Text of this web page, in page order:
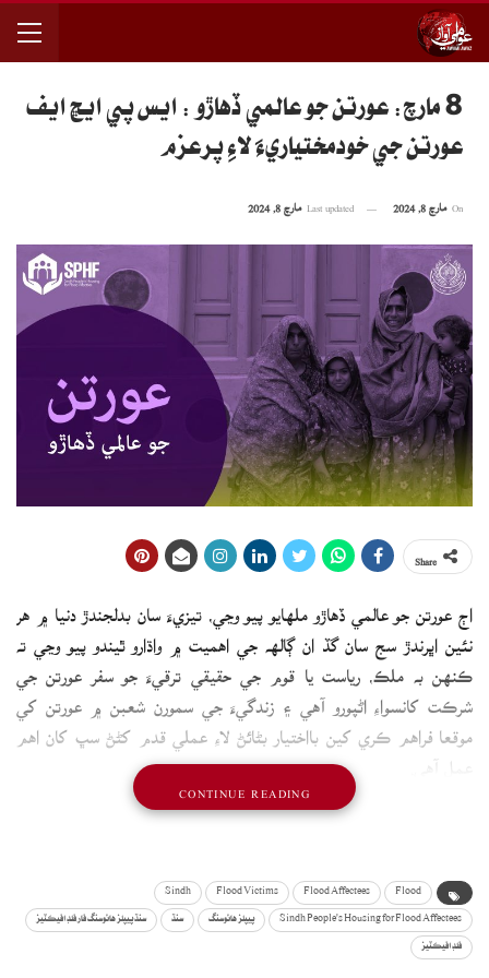
8 مارچ: عورتن جو عالمي ڏهاڙو : ايس پي ايڇ ايف
عورتن جي خودمختياريءَ لاءِ پرعزم
مارچ 8, 2024 مارچ 8, 2024
اڄ عورتن جو عالمي ڏهاڙو ملهايو پيو وڃي، تيزيءَ سان بدلجندڙ دنيا ۾ هر
نئين اڀرندڙ سج سان گڏ ان ڳالهه جي اهميت ۾ واڌارو ٿيندو پيو وڃي ته
ڪنهن به ملڪ، رياست يا قوم جي حقيقي ترقيءَ جو سفر عورتن جي
شرڪت کانسواءِ اڻپورو آهي ۽ زندگيءَ جي سمورن شعبن ۾ عورتن کي
موقعا فراهم ڪري کين بااختيار بڻائڻ لاءِ عملي قدم کڻڻ سڀ کان اهم
عمل آهي.
سنڌ پيپلز هائوسنگ فار فلڊ افيڪٽيز (SPHF) عورتن کي بااختيار بڻائڻ
معذور عورتون پڻ شامل آهن، سڀني کي پاڻڀرو ۽ بااختيار بڻائڻ جو فيصلو
ڪيو ۽ هن وقت تائين سروي ذريعي 8 لک عورتن کي بينفشري قرار ڏنو ويو
آهي. بينيفشري قرار ڏنل عورتن کي سڀ کان پهرين زمين جا مالڪاڻا حق
Flood
Flood Affectees
Flood Victims
Sindh
Sindh People's Housing for Flood Affectees پيپلز هائوسنگ سنڌ سنڌ پيپلز هائوسنگ فار فلڊ افيڪٽيز
فلڊ افيڪٽيز